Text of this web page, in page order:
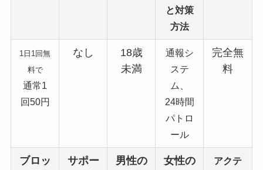
と対策
方法
1日1回無
料で
通常1
回50円
なし
18歳
未満
通報シ
ステ
ム、
24時間
パトロ
ール
完全無
料
ブロッ
サポー
男性の
女性の
アクテ